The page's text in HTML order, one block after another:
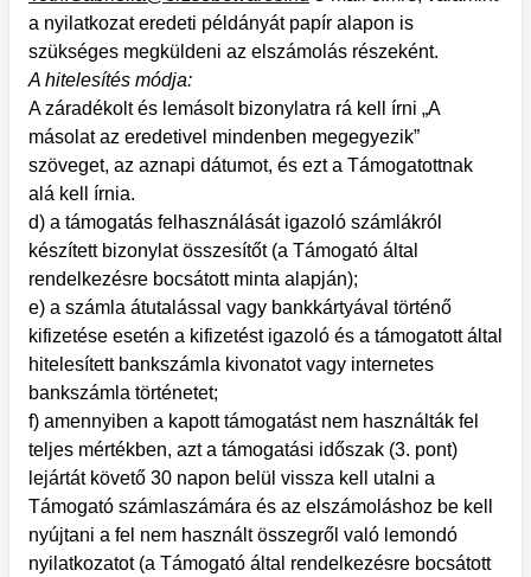
a nyilatkozat eredeti példányát papír alapon is
szükséges megküldeni az elszámolás részeként.
A hitelesítés módja:
A záradékolt és lemásolt bizonylatra rá kell írni „A
másolat az eredetivel mindenben megegyezik”
szöveget, az aznapi dátumot, és ezt a Támogatottnak
alá kell írnia.
d) a támogatás felhasználását igazoló számlákról
készített bizonylat összesítőt (a Támogató által
rendelkezésre bocsátott minta alapján);
e) a számla átutalással vagy bankkártyával történő
kifizetése esetén a kifizetést igazoló és a támogatott által
hitelesített bankszámla kivonatot vagy internetes
bankszámla történetet;
f) amennyiben a kapott támogatást nem használták fel
teljes mértékben, azt a támogatási időszak (3. pont)
lejártát követő 30 napon belül vissza kell utalni a
Támogató számlaszámára és az elszámoláshoz be kell
nyújtani a fel nem használt összegről való lemondó
nyilatkozatot (a Támogató által rendelkezésre bocsátott